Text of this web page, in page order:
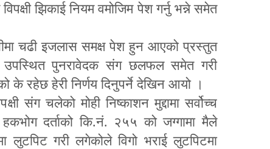
झिकाई नियम वमोजिम पेश गर्नु भन्ने समेत
चढी इजलास समक्ष पेश हुन आएको प्रस्तुत
उपस्थित पुनरावेदक संग छलफल समेत गरी
के रहेछ हेरी निर्णय दिनुपर्ने देखिन आयो ।
संग चलेको मोही निष्काशन मुद्दामा सर्वोच्च
दर्ताको कि.नं. २५५ को जग्गामा मैले
लुटपिट गरी लगेकोले विगो भराई लुटपिटमा